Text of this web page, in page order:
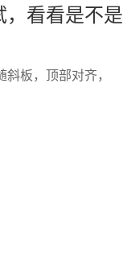
，看看是不
板，顶部对齐，